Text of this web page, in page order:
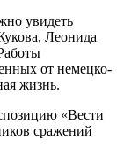
увидеть
Леонида
от немецко-
жизнь.
«Вести
сражений